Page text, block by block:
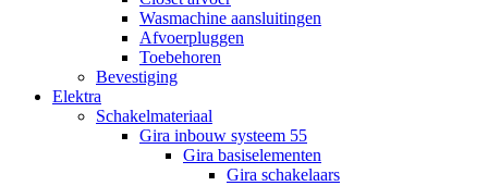
Wasmachine aansluitingen
Afvoerpluggen
Toebehoren
Bevestiging
Elektra
Schakelmateriaal
Gira inbouw systeem 55
Gira basiselementen
Gira schakelaars